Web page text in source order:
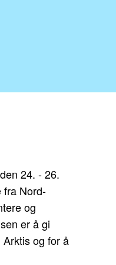
24. - 26.
fra Nord-
og
er å gi
og for å